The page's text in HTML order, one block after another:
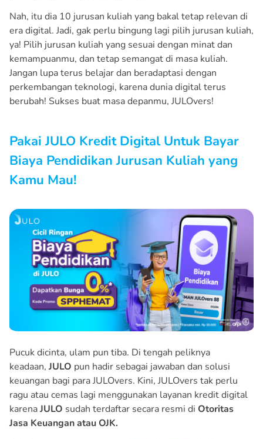
Nah, itu dia 10 jurusan kuliah yang bakal tetap relevan di
era digital. Jadi, gak perlu bingung lagi pilih jurusan kuliah,
ya! Pilih jurusan kuliah yang sesuai dengan minat dan
kemampuanmu, dan tetap semangat di masa kuliah.
Jangan lupa terus belajar dan beradaptasi dengan
perkembangan teknologi, karena dunia digital terus
berubah! Sukses buat masa depanmu, JULOvers!
Pakai JULO Kredit Digital Untuk Bayar
Biaya Pendidikan Jurusan Kuliah yang
Kamu Mau!
Pucuk dicinta, ulam pun tiba. Di tengah peliknya
keadaan, JULO pun hadir sebagai jawaban dan solusi
keuangan bagi para JULOvers. Kini, JULOvers tak perlu
ragu atau cemas lagi menggunakan layanan kredit digital
karenaJULO sudah terdaftar secara resmi di Otoritas
Jasa Keuangan atau OJK.